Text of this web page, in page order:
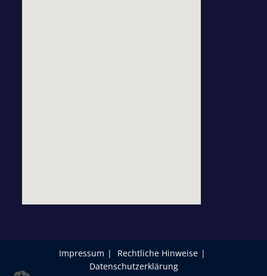
Impressum
Rechtliche Hinweise
Datenschutzerklärung